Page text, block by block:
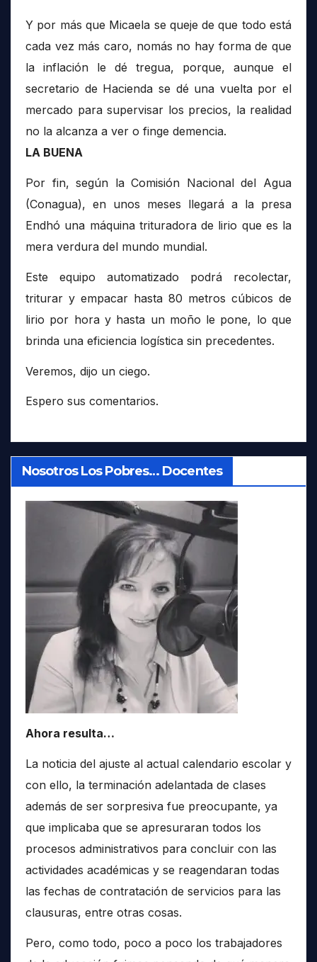
Y por más que Micaela se queje de que todo está
cada vez más caro, nomás no hay forma de que
la inflación le dé tregua, porque, aunque el
secretario de Hacienda se dé una vuelta por el
mercado para supervisar los precios, la realidad
no la alcanza a ver o finge demencia.
LA BUENA
Por fin, según la Comisión Nacional del Agua
(Conagua), en unos meses llegará a la presa
Endhó una máquina trituradora de lirio que es la
mera verdura del mundo mundial.
Este equipo automatizado podrá recolectar,
triturar y empacar hasta 80 metros cúbicos de
lirio por hora y hasta un moño le pone, lo que
brinda una eficiencia logística sin precedentes.
Veremos, dijo un ciego.
Espero sus comentarios.
Nosotros Los Pobres… Docentes
Ahora resulta…
La noticia del ajuste al actual calendario escolar y
con ello, la terminación adelantada de clases
además de ser sorpresiva fue preocupante, ya
que implicaba que se apresuraran todos los
procesos administrativos para concluir con las
actividades académicas y se reagendaran todas
las fechas de contratación de servicios para las
clausuras, entre otras cosas.
Pero, como todo, poco a poco los trabajadores